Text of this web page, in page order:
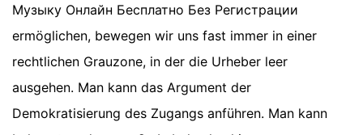
Музыку Онлайн Бесплатно Без Регистрации
ermöglichen, bewegen wir uns fast immer in einer
rechtlichen Grauzone, in der die Urheber leer
ausgehen. Man kann das Argument der
Demokratisierung des Zugangs anführen. Man kann